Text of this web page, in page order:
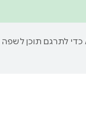
‫Google משתמשת בטכנולוגיית AI כדי לתרגם תוכן לשפה